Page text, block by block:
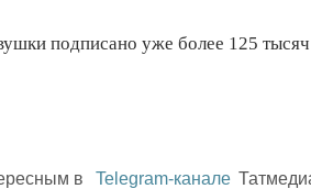
подписано уже более 125 тысяч
в Telegram-канале